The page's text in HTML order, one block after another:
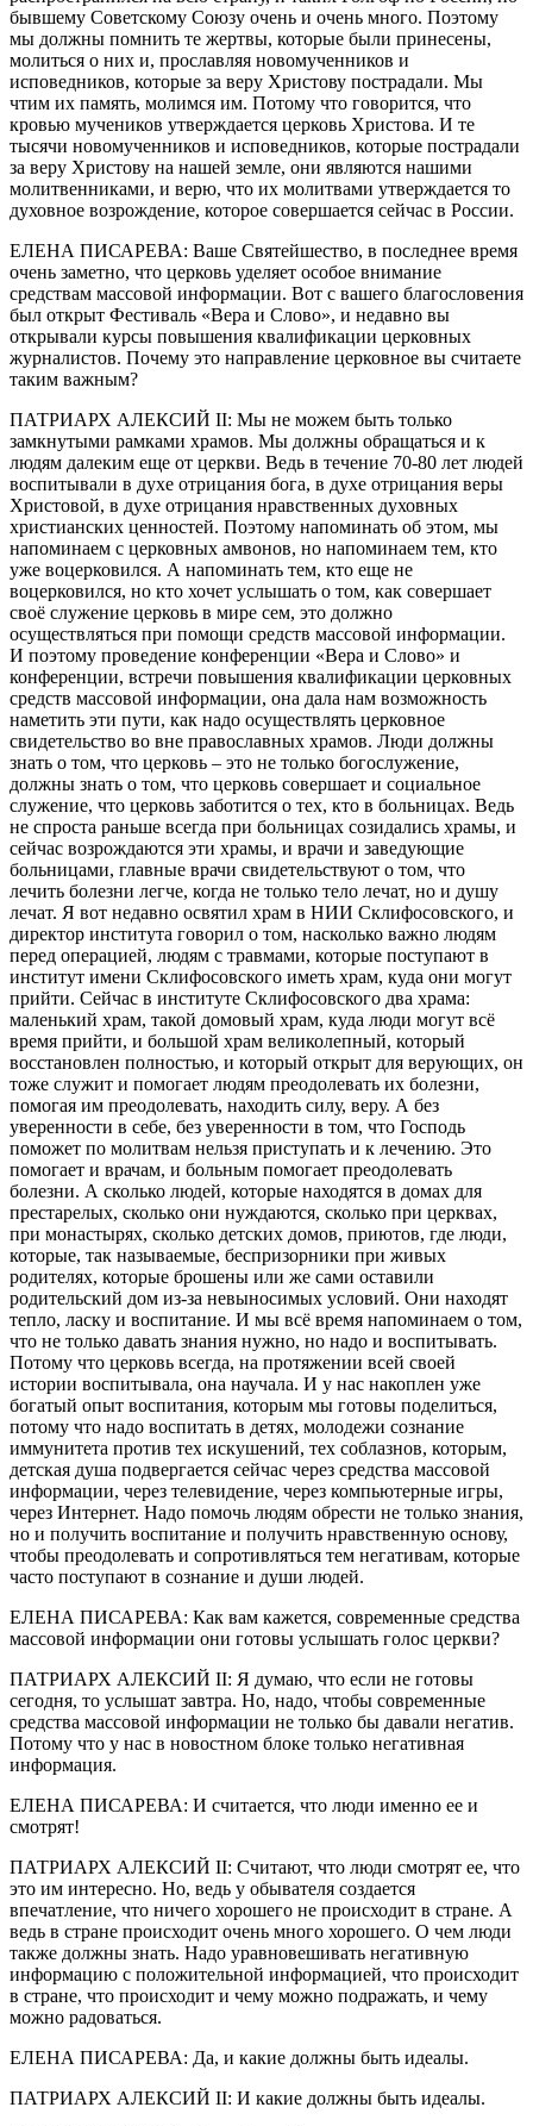
бывшему Советскому Союзу очень и очень много. Поэтому
мы должны помнить те жертвы, которые были принесены,
молиться о них и, прославляя новомученников и
исповедников, которые за веру Христову пострадали. Мы
чтим их память, молимся им. Потому что говорится, что
кровью мучеников утверждается церковь Христова. И те
тысячи новомученников и исповедников, которые пострадали
за веру Христову на нашей земле, они являются нашими
молитвенниками, и верю, что их молитвами утверждается то
духовное возрождение, которое совершается сейчас в России.
ЕЛЕНА ПИСАРЕВА: Ваше Святейшество, в последнее время
очень заметно, что церковь уделяет особое внимание
средствам массовой информации. Вот с вашего благословения
был открыт Фестиваль «Вера и Слово», и недавно вы
открывали курсы повышения квалификации церковных
журналистов. Почему это направление церковное вы считаете
таким важным?
ПАТРИАРХ АЛЕКСИЙ II: Мы не можем быть только
замкнутыми рамками храмов. Мы должны обращаться и к
людям далеким еще от церкви. Ведь в течение 70-80 лет людей
воспитывали в духе отрицания бога, в духе отрицания веры
Христовой, в духе отрицания нравственных духовных
христианских ценностей. Поэтому напоминать об этом, мы
напоминаем с церковных амвонов, но напоминаем тем, кто
уже воцерковился. А напоминать тем, кто еще не
воцерковился, но кто хочет услышать о том, как совершает
своё служение церковь в мире сем, это должно
осуществляться при помощи средств массовой информации.
И поэтому проведение конференции «Вера и Слово» и
конференции, встречи повышения квалификации церковных
средств массовой информации, она дала нам возможность
наметить эти пути, как надо осуществлять церковное
свидетельство во вне православных храмов. Люди должны
знать о том, что церковь – это не только богослужение,
должны знать о том, что церковь совершает и социальное
служение, что церковь заботится о тех, кто в больницах. Ведь
не спроста раньше всегда при больницах созидались храмы, и
сейчас возрождаются эти храмы, и врачи и заведующие
больницами, главные врачи свидетельствуют о том, что
лечить болезни легче, когда не только тело лечат, но и душу
лечат. Я вот недавно освятил храм в НИИ Склифосовского, и
директор института говорил о том, насколько важно людям
перед операцией, людям с травмами, которые поступают в
институт имени Склифосовского иметь храм, куда они могут
прийти. Сейчас в институте Склифосовского два храма:
маленький храм, такой домовый храм, куда люди могут всё
время прийти, и большой храм великолепный, который
восстановлен полностью, и который открыт для верующих, он
тоже служит и помогает людям преодолевать их болезни,
помогая им преодолевать, находить силу, веру. А без
уверенности в себе, без уверенности в том, что Господь
поможет по молитвам нельзя приступать и к лечению. Это
помогает и врачам, и больным помогает преодолевать
болезни. А сколько людей, которые находятся в домах для
престарелых, сколько они нуждаются, сколько при церквах,
при монастырях, сколько детских домов, приютов, где люди,
которые, так называемые, беспризорники при живых
родителях, которые брошены или же сами оставили
родительский дом из-за невыносимых условий. Они находят
тепло, ласку и воспитание. И мы всё время напоминаем о том,
что не только давать знания нужно, но надо и воспитывать.
Потому что церковь всегда, на протяжении всей своей
истории воспитывала, она научала. И у нас накоплен уже
богатый опыт воспитания, которым мы готовы поделиться,
потому что надо воспитать в детях, молодежи сознание
иммунитета против тех искушений, тех соблазнов, которым,
детская душа подвергается сейчас через средства массовой
информации, через телевидение, через компьютерные игры,
через Интернет. Надо помочь людям обрести не только знания,
но и получить воспитание и получить нравственную основу,
чтобы преодолевать и сопротивляться тем негативам, которые
часто поступают в сознание и души людей.
ЕЛЕНА ПИСАРЕВА: Как вам кажется, современные средства
массовой информации они готовы услышать голос церкви?
ПАТРИАРХ АЛЕКСИЙ II: Я думаю, что если не готовы
сегодня, то услышат завтра. Но, надо, чтобы современные
средства массовой информации не только бы давали негатив.
Потому что у нас в новостном блоке только негативная
информация.
ЕЛЕНА ПИСАРЕВА: И считается, что люди именно ее и
смотрят!
ПАТРИАРХ АЛЕКСИЙ II: Считают, что люди смотрят ее, что
это им интересно. Но, ведь у обывателя создается
впечатление, что ничего хорошего не происходит в стране. А
ведь в стране происходит очень много хорошего. О чем люди
также должны знать. Надо уравновешивать негативную
информацию с положительной информацией, что происходит
в стране, что происходит и чему можно подражать, и чему
можно радоваться.
ЕЛЕНА ПИСАРЕВА: Да, и какие должны быть идеалы.
ПАТРИАРХ АЛЕКСИЙ II: И какие должны быть идеалы.